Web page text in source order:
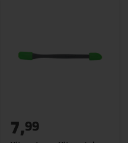
7,99